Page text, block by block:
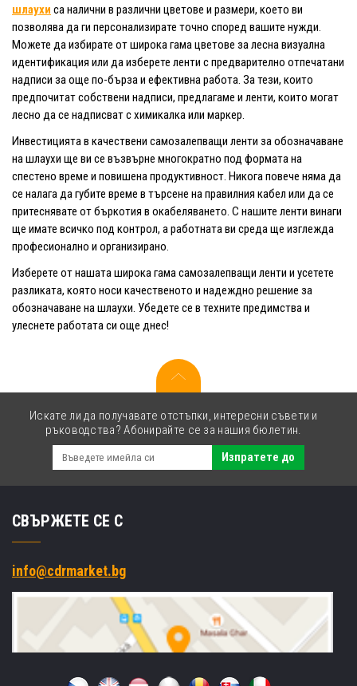
шлаухи са налични в различни цветове и размери, което ви
позволява да ги персонализирате точно според вашите нужди.
Можете да избирате от широка гама цветове за лесна визуална
идентификация или да изберете ленти с предварително отпечатани
надписи за още по-бърза и ефективна работа. За тези, които
предпочитат собствени надписи, предлагаме и ленти, които могат
лесно да се надписват с химикалка или маркер.
Инвестицията в качествени самозалепващи ленти за обозначаване
на шлаухи ще ви се възвърне многократно под формата на
спестено време и повишена продуктивност. Никога повече няма да
се налага да губите време в търсене на правилния кабел или да се
притеснявате от бъркотия в окабеляването. С нашите ленти винаги
ще имате всичко под контрол, а работната ви среда ще изглежда
професионално и организирано.
Изберете от нашата широка гама самозалепващи ленти и усетете
разликата, която носи качественото и надеждно решение за
обозначаване на шлаухи. Убедете се в техните предимства и
улеснете работата си още днес!
Искате ли да получавате отстъпки, интересни съвети и
ръководства? Абонирайте се за нашия бюлетин.
Изпратете до
СВЪРЖЕТЕ СЕ С
info@cdrmarket.bg